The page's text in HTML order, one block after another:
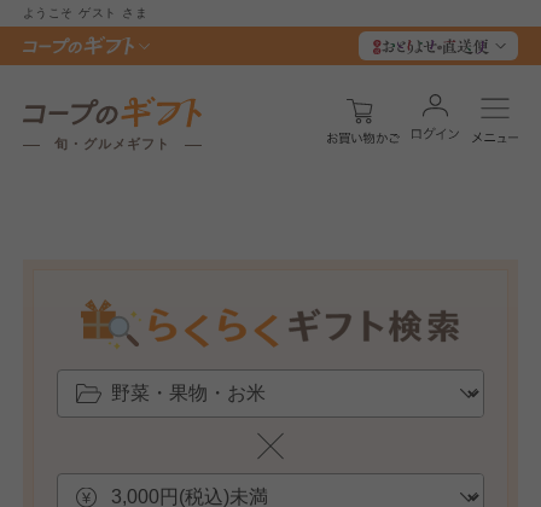
ようこそ ゲスト さま
旬・グルメギフト